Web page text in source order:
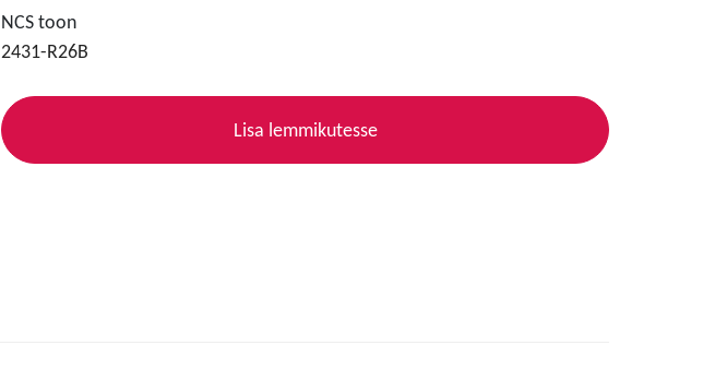
NCS toon
2431-R26B
Lisa lemmikutesse